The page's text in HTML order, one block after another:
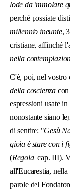
lode da immolare
perché possiate
millennio ineunte,
cristiane, affinché
nella
C'è, poi, nel vostro
della coscienza
espressioni usate
nonostante siano
di sentire: "Gesù
gioia è stare con i
(Regola, cap. III).
all'Eucarestia,
parole del